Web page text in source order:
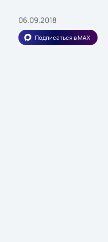
06.09.2018
Подписаться в MAX